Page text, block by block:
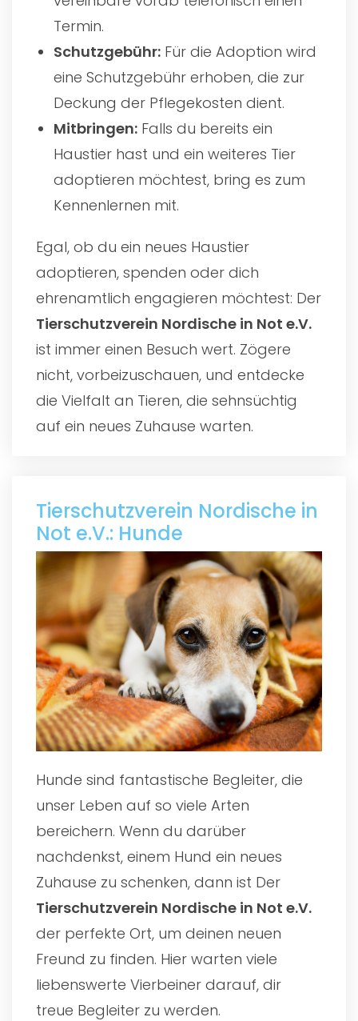
Termin.
Schutzgebühr: Für die Adoption wird
eine Schutzgebühr erhoben, die zur
Deckung der Pflegekosten dient.
Mitbringen: Falls du bereits ein
Haustier hast und ein weiteres Tier
adoptieren möchtest, bring es zum
Kennenlernen mit.
Egal, ob du ein neues Haustier
adoptieren, spenden oder dich
ehrenamtlich engagieren möchtest: Der
Tierschutzverein Nordische in Not e.V.
ist immer einen Besuch wert. Zögere
nicht, vorbeizuschauen, und entdecke
die Vielfalt an Tieren, die sehnsüchtig
auf ein neues Zuhause warten.
Tierschutzverein Nordische in
Not e.V.: Hunde
Hunde sind fantastische Begleiter, die
unser Leben auf so viele Arten
bereichern. Wenn du darüber
nachdenkst, einem Hund ein neues
Zuhause zu schenken, dann ist Der
Tierschutzverein Nordische in Not e.V.
der perfekte Ort, um deinen neuen
Freund zu finden. Hier warten viele
liebenswerte Vierbeiner darauf, dir
treue Begleiter zu werden.